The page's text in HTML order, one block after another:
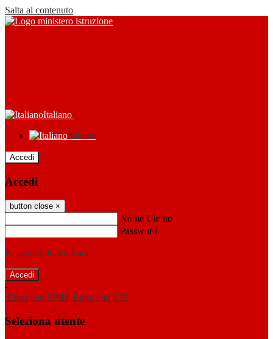
Salta al contenuto
Italiano
Italiano
Accedi
Accedi
button close ×
Nome Utente
Password
Password dimenticata?
-
Entra con SPID Entra con CIE
Seleziona utente